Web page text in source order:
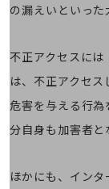
人材不足解消
一次産業
医療・介護
の漏えいといった
不正アクセスに
は、不正アクセ
危害を与える行
分自身も加害者と
ほかにも、イン